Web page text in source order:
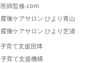
医師監修.com
産後ケアサロン ひより青山
産後ケアサロン ひより芝浦
子育て支援団体
子育て支援機構